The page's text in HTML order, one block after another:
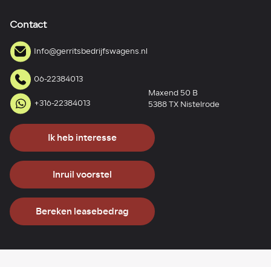
Contact
Info@gerritsbedrijfswagens.nl
06-22384013
Maxend 50 B
5388 TX Nistelrode
+316-22384013
Ik heb interesse
Inruil voorstel
Bereken leasebedrag